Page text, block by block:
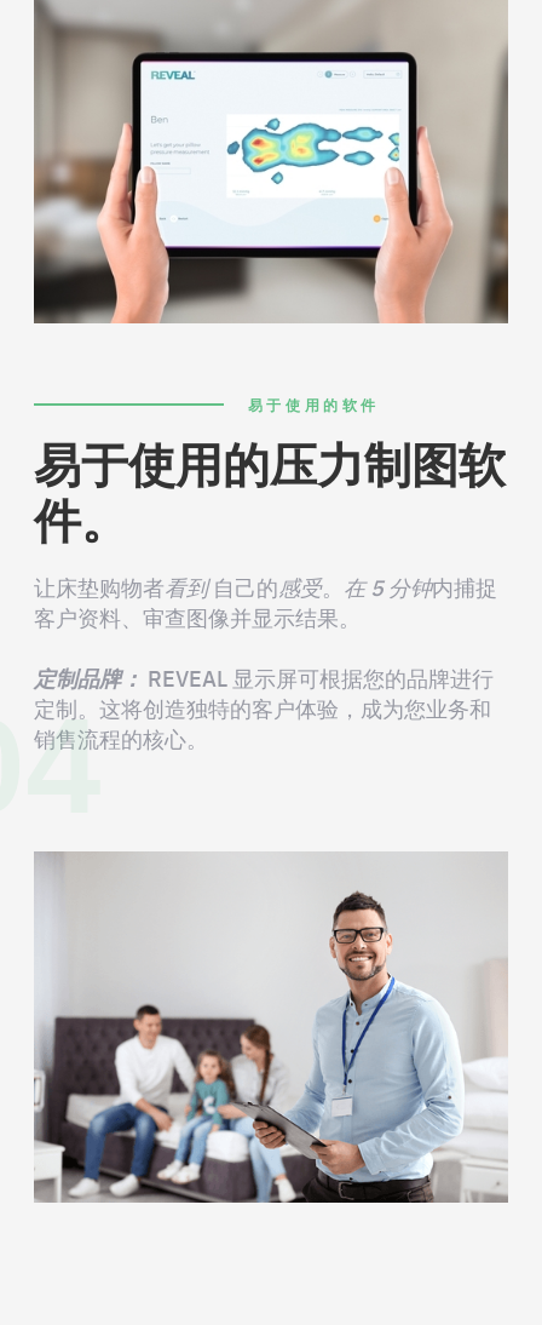
易于使用的软件
易于使用的压力制图软
件。
让床垫购物者看到自己的感受。 在 5 分钟内捕捉
客户资料、审查图像并显示结果。
定制品牌： REVEAL 显示屏可根据您的品牌进行
定制。这将创造独特的客户体验，成为您业务和
销售流程的核心。